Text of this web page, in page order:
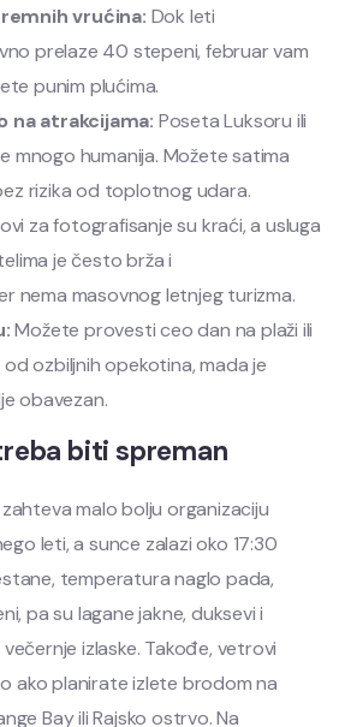
vrućina: Dok leti
prelaze 40 stepeni, februar vam
punim plućima.
na atrakcijama: Poseta Luksoru ili
mnogo humanija. Možete satima
rizika od toplotnog udara.
za fotografisanje su kraći, a usluga
je često brža i
nema masovnog letnjeg turizma.
Možete provesti ceo dan na plaži ili
ozbiljnih opekotina, mada je
obavezan.
biti spreman
malo bolju organizaciju
leti, a sunce zalazi oko 17:30
temperatura naglo pada,
pa su lagane jakne, duksevi i
izlaske. Takođe, vetrovi
ako planirate izlete brodom na
Bay ili Rajsko ostrvo. Na